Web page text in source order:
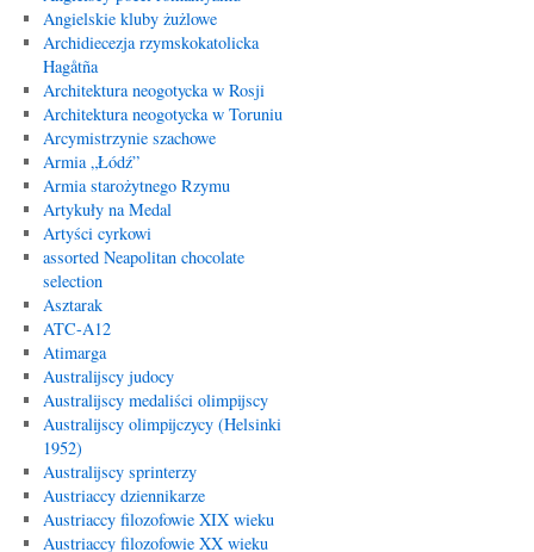
Angielskie kluby żużlowe
Archidiecezja rzymskokatolicka
Hagåtña
Architektura neogotycka w Rosji
Architektura neogotycka w Toruniu
Arcymistrzynie szachowe
Armia „Łódź”
Armia starożytnego Rzymu
Artykuły na Medal
Artyści cyrkowi
assorted Neapolitan chocolate
selection
Asztarak
ATC-A12
Atimarga
Australijscy judocy
Australijscy medaliści olimpijscy
Australijscy olimpijczycy (Helsinki
1952)
Australijscy sprinterzy
Austriaccy dziennikarze
Austriaccy filozofowie XIX wieku
Austriaccy filozofowie XX wieku